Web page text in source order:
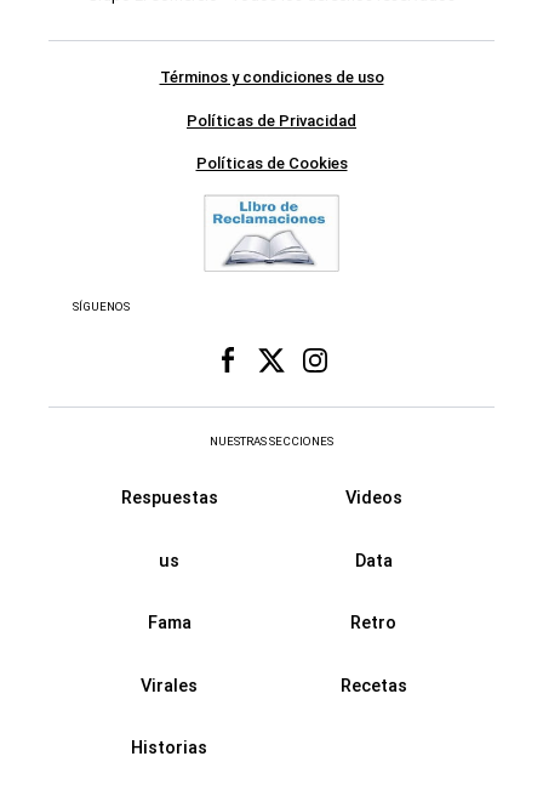
Términos y condiciones de uso
Políticas de Privacidad
Políticas de Cookies
SÍGUENOS
NUESTRAS SECCIONES
Respuestas Videos
us Data
Fama Retro
Virales Recetas
Historias